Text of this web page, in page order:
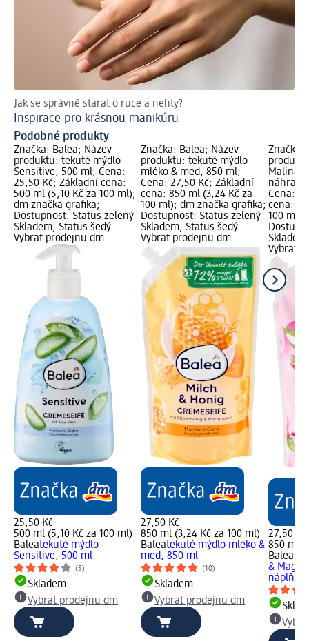
Jak se správně starat o ruce a nehty?
Inspirace pro krásnou manikúru
Podobné produkty
Značka: Balea; Název
produktu: tekuté mýdlo
Sensitive, 500 ml; Cena:
25,50 Kč; Základní cena:
500 ml (5,10 Kč za 100 ml);
dm značka grafika;
Dostupnost: Status zelený
Skladem, Status šedý
Vybrat prodejnu dm
25,50 Kč
500 ml (5,10 Kč za 100 ml)
Baleatekuté mýdlo
Sensitive, 500 ml
(5)
Skladem
Vybrat prodejnu dm
Značka: Balea; Název
produktu: tekuté mýdlo
mléko & med, 850 ml;
Cena: 27,50 Kč; Základní
cena: 850 ml (3,24 Kč za
100 ml); dm značka grafika;
Dostupnost: Status zelený
Skladem, Status šedý
Vybrat prodejnu dm
27,50 Kč
850 ml (3,24 Kč za 100 ml)
Baleatekuté mýdlo mléko &
med, 850 ml
(10)
Skladem
Vybrat prodejnu dm
Značka:
Malina
Cena:
cena:
100 ml);
Vybrat
27,50 Kč
850 ml
Balea
&
náplň,